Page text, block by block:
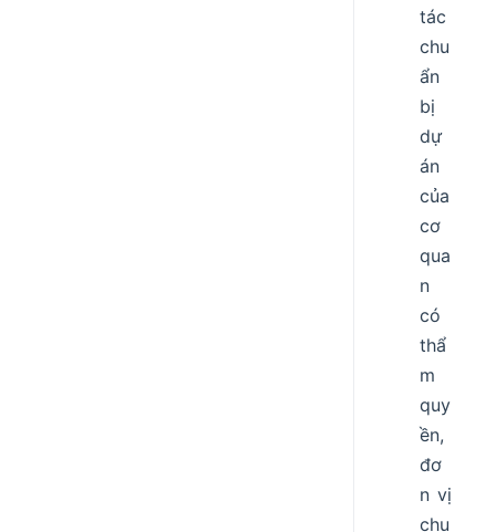
tác
chu
ẩn
bị
dự
án
của
cơ
qua
n
có
thẩ
m
quy
ền,
đơ
n vị
chu